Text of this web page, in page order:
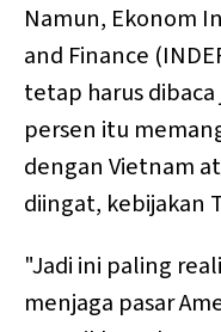
Namun, Ekonom
and Finance
tetap harus
persen itu
dengan Vietnam
diingat, kebijakan
"Jadi ini paling
menjaga pasar